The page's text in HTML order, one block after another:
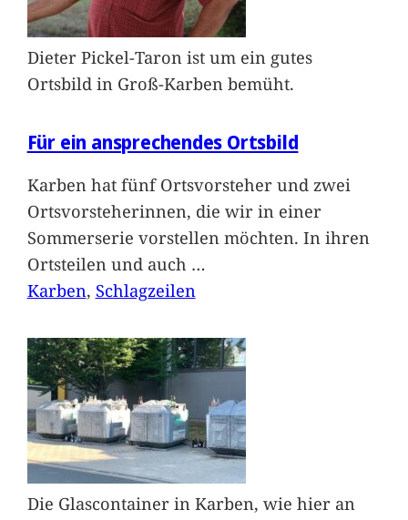
Dieter Pickel-Taron ist um ein gutes
Ortsbild in Groß-Karben bemüht.
Für ein ansprechendes Ortsbild
Karben hat fünf Ortsvorsteher und zwei
Ortsvorsteherinnen, die wir in einer
Sommerserie vorstellen möchten. In ihren
Ortsteilen und auch …
Karben, Schlagzeilen
Die Glascontainer in Karben, wie hier an